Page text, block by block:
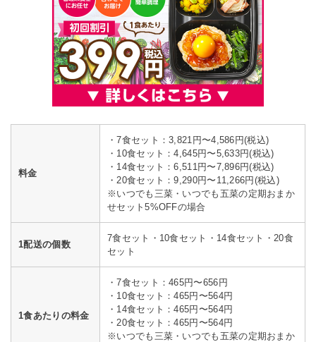
料金
・7食セット：3,821円〜4,586円(税込)
・10食セット：4,645円〜5,633円(税込)
・14食セット：6,511円〜7,896円(税込)
・20食セット：9,290円〜11,266円(税込)
※いつでも三菜・いつでも五菜の定期おまか
せセット5%OFFの場合
1配送の個数
7食セット・10食セット・14食セット・20食
セット
1食あたりの料金
・7食セット：465円〜656円
・10食セット：465円〜564円
・14食セット：465円〜564円
・20食セット：465円〜564円
※いつでも三菜・いつでも五菜の定期おまか